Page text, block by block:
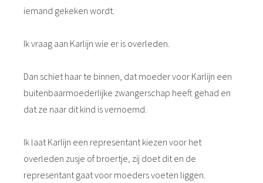
iemand gekeken wordt.
Ik vraag aan Karlijn wie er is overleden.
Dan schiet haar te binnen, dat moeder voor Karlijn een
buitenbaarmoederlijke zwangerschap heeft gehad en
dat ze naar dit kind is vernoemd.
Ik laat Karlijn een representant kiezen voor het
overleden zusje of broertje, zij doet dit en de
representant gaat voor moeders voeten liggen.